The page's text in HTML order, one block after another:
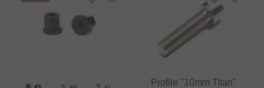
Profile "10mm Titan"